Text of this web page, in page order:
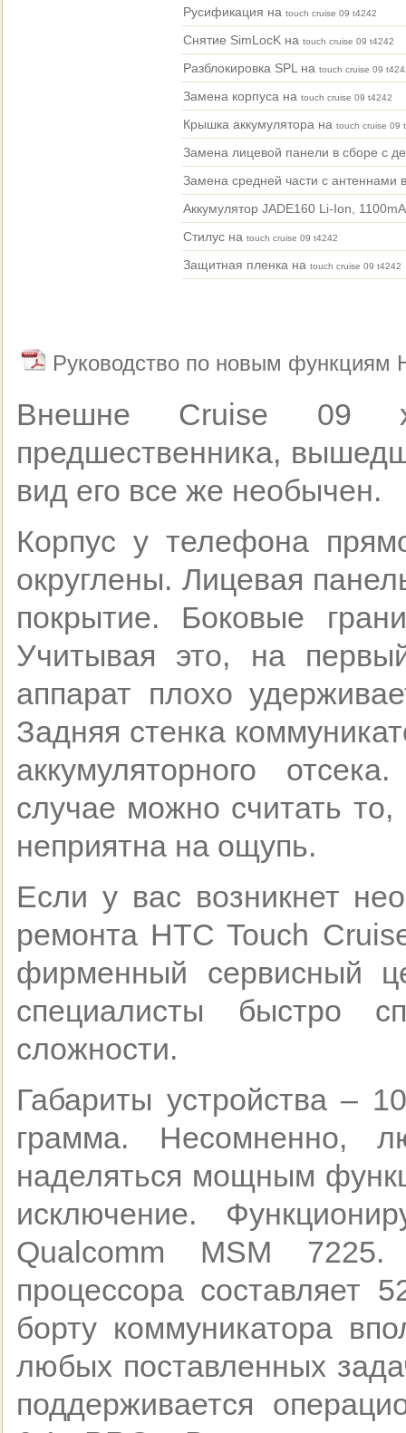
Русификация на touch cruise 09 t4242
Снятие SimLocK на touch cruise 09 t4242
Разблокировка SPL на touch cruise 09
Замена корпуса на touch cruise 09 t4242
Крышка аккумулятора на touch cruise 09
Замена лицевой панели в сборе с
Замена средней части с антеннами
Аккумулятор JADE160 Li-Ion,
Стилус на touch cruise 09 t4242
Защитная пленка на touch cruise 09 t4242
Руководство по новым функциям
Внешне Cruise 09
предшественника,
вид его все же необычен.
Корпус у телефона
округлены. Лицевая
покрытие. Боковые
Учитывая это, на
аппарат плохо
Задняя стенка
аккумуляторного
случае можно считать
неприятна на ощупь.
Если у вас возникнет
ремонта HTC Touch
фирменный сервисный
специалисты быстро
сложности.
Габариты устройства –
грамма. Несомненно,
наделяться мощным
исключение.
Qualcomm MSM 7225.
процессора составляет
борту коммуникатора
любых поставленных
поддерживается